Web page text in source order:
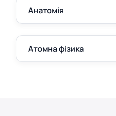
Анатомія
Атомна фізика